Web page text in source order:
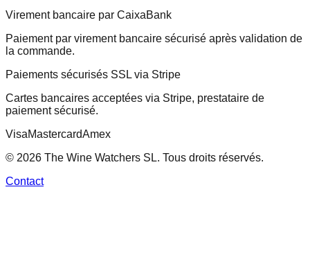
Virement bancaire par CaixaBank
Paiement par virement bancaire sécurisé après validation de
la commande.
Paiements sécurisés SSL via Stripe
Cartes bancaires acceptées via Stripe, prestataire de
paiement sécurisé.
VisaMastercardAmex
© 2026 The Wine Watchers SL. Tous droits réservés.
Contact